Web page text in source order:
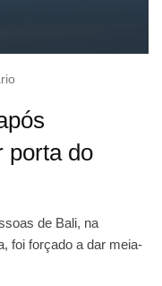
porta do
de Bali, na
foi forçado a dar meia-